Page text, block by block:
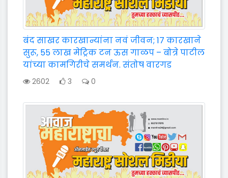
बंद साखर कारखान्यांना नवं जीवन; 17 कारखाने
सुरू, 55 लाख मेट्रिक टन ऊस गाळप – बोत्रे पाटील
यांच्या कामगिरीचे समर्थन. संतोष वारगड
2602 3 0